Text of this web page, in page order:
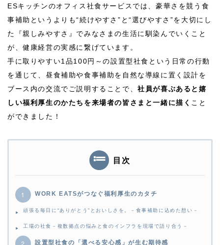
ESキッチンのオフィス社食サービスでは、豪華さを競う食
事補助というよりも“続けやすさ”と“選びやすさ”を大切にし
た『親しみやすさ』でみなさまの生活に馴染んでいくこと
が、健康経営の実感に繋げています。
手に取りやすい1 品100円～の設置型社食という日常の行動
を通じて、昼食補助や食事補助を自然な導線に置く設計を
ブース内の交流でご説明することで、社員が喜ぶあると嬉
しい福利厚生のかたちを来場者の皆さまと一緒に描く こと
ができました！
目次
WORK EATSがつなぐ福利厚生のカタチ
頑張る毎日に“ありがとう”とおいしさを。－食事補助に込めた想い－
工場の社食－複数拠点の悩みと食のインフラを現場で語り合う－
設置型社食の「選べる安心感」が生む期待感